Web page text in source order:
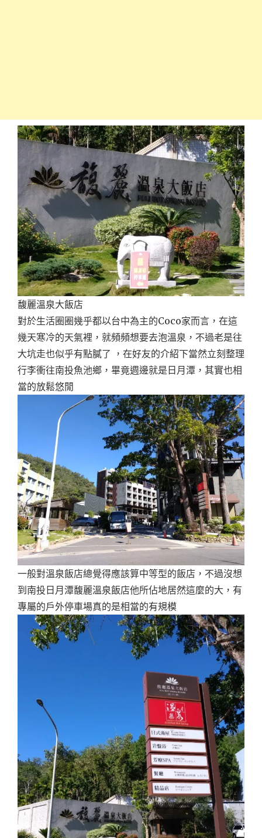
馥麗溫泉大飯店
對於生活圈圈幾乎都以台中為主的Coco家而言，在這
幾天寒冷的天氣裡，就頻頻想要去泡溫泉，不過老是往
大坑走也似乎有點膩了 ，在好友的介紹下當然立刻整理
行李衝往南投魚池鄉，畢竟週邊就是日月潭，其實也相
當的放鬆悠閒
一般對溫泉飯店總覺得應該算中等型的飯店，不過沒想
到南投日月潭馥麗溫泉飯店他所佔地居然這麼的大，有
專屬的戶外停車場真的是相當的有規模